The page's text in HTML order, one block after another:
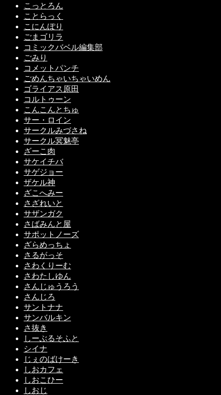
こっとろん
ことらっく
こにんぽり
ごまゴリラ
コミックバベル編集部
ごみり
コメットパンチ
ごめんちゃいちゃいめん
ゴライアス原田
コルトゥーン
こんこんとちゅ
サー・ロイン
サークルみづさね
サークル冥魅亭
ざーこ肉
サケイチバ
サゲジョー
ザケル神
ざこへみー
さざれいと
サザンガク
さばみんと屋
サポットノーズ
ざらめっちょ
さるがっそ
さわくりーむ
さわたしゆん
さんじゅうろう
さんじろ
サントナナ
サンバルキン
さ抜き
しーぶるそふと
シイナ
じぇのばけーき
しおカフェ
しおこひー
しおじ